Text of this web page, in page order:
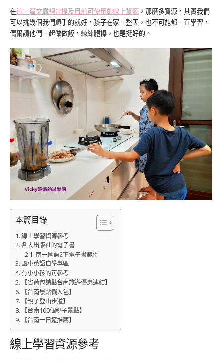
在這一篇文章裡曾提及目前可使用的線上資源 ，那麼多資源，其實我們
可以挑幾個我們順手的就好，孩子在家一整天，也不可能都一直學習，
偶爾請他們一起做做飯，練練體操，也是挺好的。
本篇目錄
線上學習資源參考
各大出版社的電子書
南一國語2下電子書範例
國小英語自學專區
有小小孩的可參考
【省荷包請點台南旅遊優惠連結】
【台南景點懶人包】
【親子登山步道】
【台南100個親子景點】
【台南一日遊推薦】
線上學習資源參考